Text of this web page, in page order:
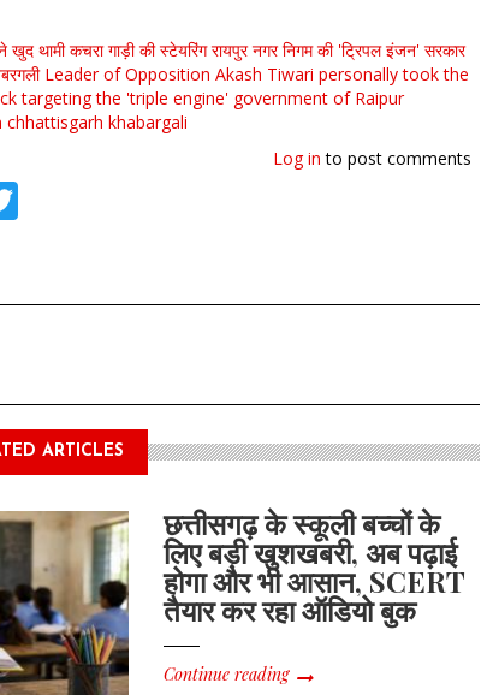
खुद थामी कचरा गाड़ी की स्टेयरिंग रायपुर नगर निगम की 'ट्रिपल इंजन' सरकार
Leader of Opposition Akash Tiwari personally took the
targeting the 'triple engine' government of Raipur
chhattisgarh khabargali
Log in to post comments
ARTICLES
छत्तीसगढ़ के स्कूली बच्चों के
लिए बड़ी खुशखबरी, अब पढ़ाई
होगा और भी आसान, SCERT
तैयार कर रहा ऑडियो बुक
Continue reading